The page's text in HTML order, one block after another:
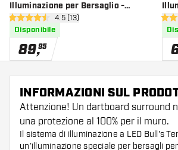
Illuminazione per Bersaglio -
Sistema di illuminazione
apri pannello recensioni
4.5 stelle di valutazione
4.5 (13)
Disponibile
89,95
4.7
INFORMAZIONI SUL
Attenzione! Un dartboard surround
una protezione al 100% per il muro.
Il sistema di illuminazione a LED Bull's
un’illuminazione speciale per bersagli